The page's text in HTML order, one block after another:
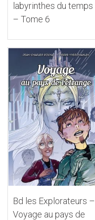
labyrinthes du temps
– Tome 6
Bd les Explorateurs –
Voyage au pays de